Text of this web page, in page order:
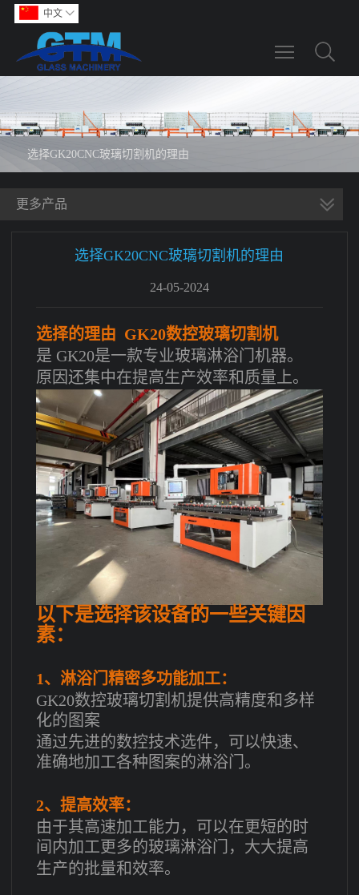
中文 
Toggle
选择GK20CNC玻璃切割机的理由
更多产品
选择GK20CNC玻璃切割机的理由
24-05-2024
选择的理由 GK20数控玻璃切割机
是 GK20是一款专业玻璃淋浴门机器。
原因还集中在提高生产效率和质量上。
以下是选择该设备的一些关键因
素：
1、淋浴门精密多功能加工：
GK20数控玻璃切割机提供高精度和多样
化的图案
通过先进的数控技术选件，可以快速、
准确地加工各种图案的淋浴门。
2、提高效率：
由于其高速加工能力，可以在更短的时
间内加工更多的玻璃淋浴门，大大提高
生产的批量和效率。